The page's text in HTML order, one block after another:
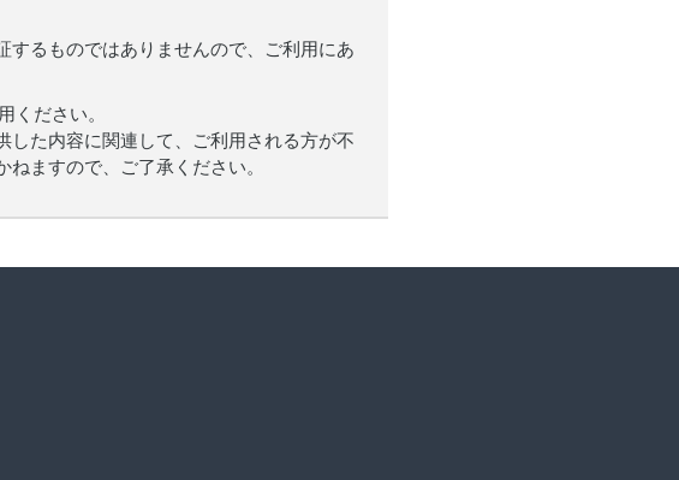
するものではありませんので、ご利用にあ
ください。
した内容に関連して、ご利用される方が不
ますので、ご了承ください。